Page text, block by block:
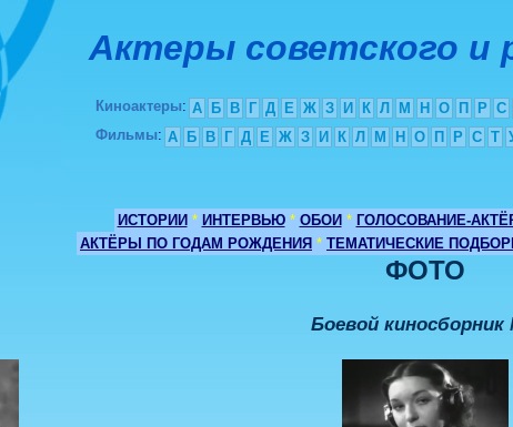
Актеры советского и
Киноактеры: А Б В Г Д Е Ж З И К Л М Н О П Р С
Фильмы: А Б В Г Д Е Ж З И К Л М Н О П Р С Т
ИСТОРИИ * ИНТЕРВЬЮ * ОБОИ * ГОЛОСОВАНИЕ-
АКТЁРЫ ПО ГОДАМ РОЖДЕНИЯ * ТЕМАТИЧЕСКИЕ
ФОТО
Боевой